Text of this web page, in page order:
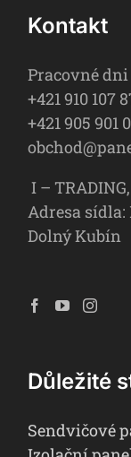
Kontakt
Pracovné dni
+421 910 107
+421 905 901
I –
Adresa sídla:
Dolný Kubín
Důležité
Sendvičové